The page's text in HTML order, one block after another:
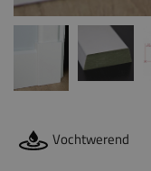
Vochtwerend